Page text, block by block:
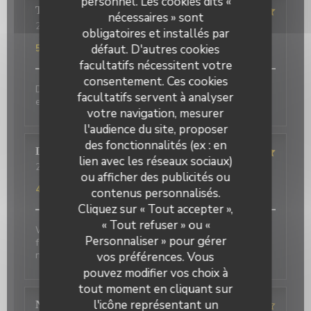
nécessaires » sont
obligatoires et installés par
défaut. D'autres cookies
facultatifs nécessitent votre
consentement. Ces cookies
facultatifs servent à analyser
votre navigation, mesurer
l'audience du site, proposer
des fonctionnalités (ex : en
lien avec les réseaux sociaux)
ou afficher des publicités ou
contenus personnalisés.
Cliquez sur « Tout accepter »,
« Tout refuser » ou «
Personnaliser » pour gérer
vos préférences. Vous
pouvez modifier vos choix à
tout moment en cliquant sur
l'icône représentant un
Terasena P
2026-07-07
- 18:45 - Couverts 4
/5 Ambiance:5/5 Cuisine: 5/5 Qualité / Prix
5
Delicious food and an authentic feel. Would love to
eat here again on my next trip to Paris!
David
2026-07-01- 20:00 - Couverts 2
/5 Ambiance: 5/5 Cuisine:4/5 Qualité / Prix
4
Wonderful place to visit. Excellant Service. Enjoyable
food. We last visited many years ago, the place has
not changed.
Nicci